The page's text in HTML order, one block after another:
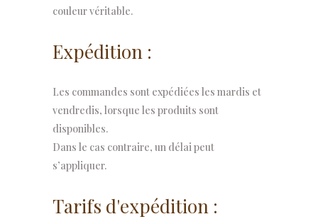
couleur véritable.
Expédition :
Les commandes sont expédiées les mardis et
vendredis, lorsque les produits sont
disponibles.
Dans le cas contraire, un délai peut
s’appliquer.
Tarifs d'expédition :